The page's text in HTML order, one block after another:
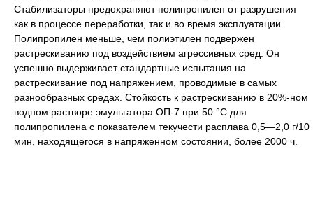
Стабилизаторы предохраняют полипропилен от разрушения
как в процессе переработки, так и во время эксплуатации.
Полипропилен меньше, чем полиэтилен подвержен
растрескиванию под воздействием агрессивных сред. Он
успешно выдерживает стандартные испытания на
растрескивание под напряжением, проводимые в самых
разнообразных средах. Стойкость к растрескиванию в 20%-ном
водном растворе эмульгатора ОП-7 при 50 °C для
полипропилена с показателем текучести расплава 0,5—2,0 г/10
мин, находящегося в напряженном состоянии, более 2000 ч.